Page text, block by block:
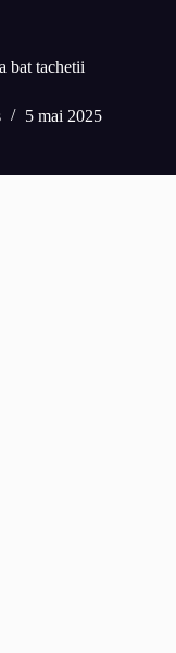
bat tachetii
5 mai 2025